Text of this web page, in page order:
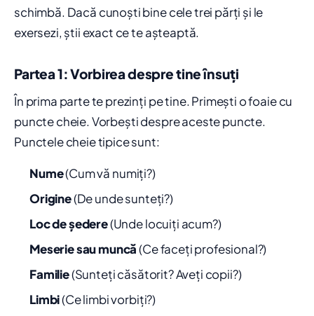
schimbă. Dacă cunoști bine cele trei părți și le
exersezi, știi exact ce te așteaptă.
Partea 1: Vorbirea despre tine însuți
În prima parte te prezinți pe tine. Primești o foaie cu
puncte cheie. Vorbești despre aceste puncte.
Punctele cheie tipice sunt:
Nume(Cum vă numiți?)
Origine(De unde sunteți?)
Loc de ședere(Unde locuiți acum?)
Meserie sau muncă(Ce faceți profesional?)
Familie(Sunteți căsătorit? Aveți copii?)
Limbi(Ce limbi vorbiți?)